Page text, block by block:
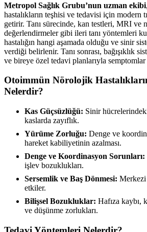
Metropol Sağlık Grubu’nun uzman ekibi
hastalıkların teşhisi ve tedavisi için modern
getirir. Tanı sürecinde, kan testleri, MRI ve
değerlendirmeler gibi ileri tanı yöntemleri
hastalığın hangi aşamada olduğu ve sinir
verdiği belirlenir. Tanı sonrası, bağışıklık
ve bireye özel tedavi planlarıyla semptomlar
Otoimmün Nörolojik
Nelerdir?
Kas Güçsüzlüğü: Sinir
kaslarda zayıflık.
Yürüme Zorluğu: Denge ve
hareket kabiliyetinin azalması.
Denge ve Koordinasyon Sorunları:
işlev bozuklukları.
Sersemlik ve Baş Dönmesi: Merkezi
etkiler.
Bilişsel Bozukluklar: Hafıza kaybı,
ve düşünme zorlukları.